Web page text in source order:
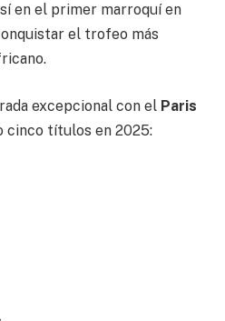
en el primer marroquí en
el trofeo más
excepcional con el Paris
cinco títulos en 2025: